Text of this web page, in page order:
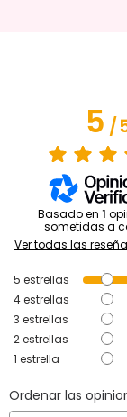
5/
Basado en 1
sometidas a
Ver todas las
5 estrellas
4estrellas
3 estrellas
2estrellas
1 estrella
Ordenar las